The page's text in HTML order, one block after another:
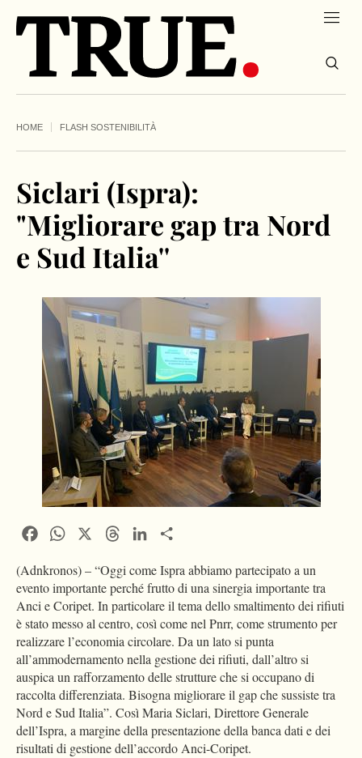
HOME FLASH SOSTENIBILITÀ
Siclari (Ispra):
"Migliorare gap tra Nord
e Sud Italia''
FacebookWhatsApp ThreadsLinkedIn
(Adnkronos) – “Oggi come Ispra abbiamo partecipato a un
evento importante perché frutto di una sinergia importante tra
Anci e Coripet. In particolare il tema dello smaltimento dei rifiuti
è stato messo al centro, così come nel Pnrr, come strumento per
realizzare l’economia circolare. Da un lato si punta
all’ammodernamento nella gestione dei rifiuti, dall’altro si
auspica un rafforzamento delle strutture che si occupano di
raccolta differenziata. Bisogna migliorare il gap che sussiste tra
Nord e Sud Italia”. Così Maria Siclari, Direttore Generale
dell’Ispra, a margine della presentazione della banca dati e dei
risultati di gestione dell’accordo Anci-Coripet.